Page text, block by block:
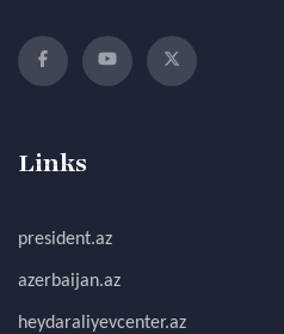
Links
president.az
azerbaijan.az
heydaraliyevcenter.az